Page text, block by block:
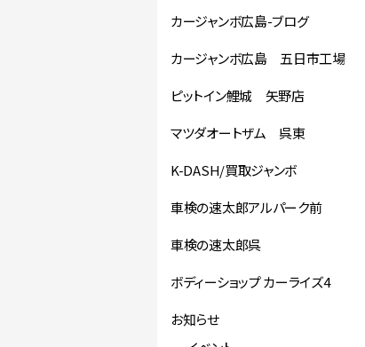
カージャンボ広島-ブログ
カージャンボ広島 五日市工場
ピットイン鯉城 矢野店
マツダオートザム 呉東
K-DASH/買取ジャンボ
車検の速太郎アルパーク前
車検の速太郎呉
ボディーショップ カーライズ4
お知らせ